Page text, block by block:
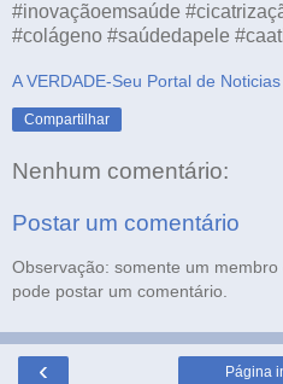
#inovaçãoemsaúde
#colágeno #saúdedapele
A VERDADE-Seu Portal de Noticias
Compartilhar
Nenhum comentário:
Postar um comentário
Observação: somente um membro
pode postar um comentário.
‹ Página